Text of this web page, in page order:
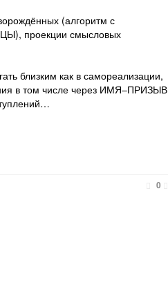
(алгоритм с
проекции смысловых
близким как в самореализации,
в том числе через ИМЯ–ПРИЗЫВ
0